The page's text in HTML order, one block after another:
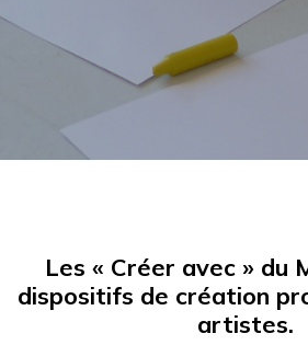
Les « Créer avec » du
dispositifs de création
artistes.